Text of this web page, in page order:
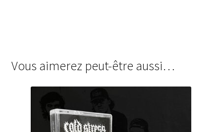
Vous aimerez peut-être aussi…